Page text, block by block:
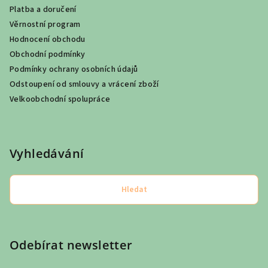
Platba a doručení
Věrnostní program
Hodnocení obchodu
Obchodní podmínky
Podmínky ochrany osobních údajů
Odstoupení od smlouvy a vrácení zboží
Velkoobchodní spolupráce
Vyhledávání
Hledat
Odebírat newsletter